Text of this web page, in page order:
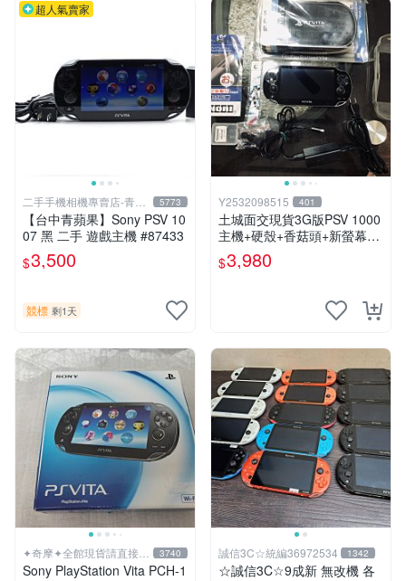
超人氣賣家
二手手機相機專賣店-青蘋
果3c
5773
【台中青蘋果】Sony PSV 10
07 黑 二手 遊戲主機 #87433
$3,500
競標 剩1天
Y2532098515 401
土城面交現貨3G版PSV 1000
主機+硬殼+香菇頭+新螢幕玻
璃貼+初音掛繩+可改機版本8
成新 一年保修如照片所有的
$3,980
✦奇摩✦全館現貨請直接下
標
3740
Sony PlayStation Vita PCH-1
誠信3C☆統編36972534 1342
☆誠信3C☆9成新 無改機 各